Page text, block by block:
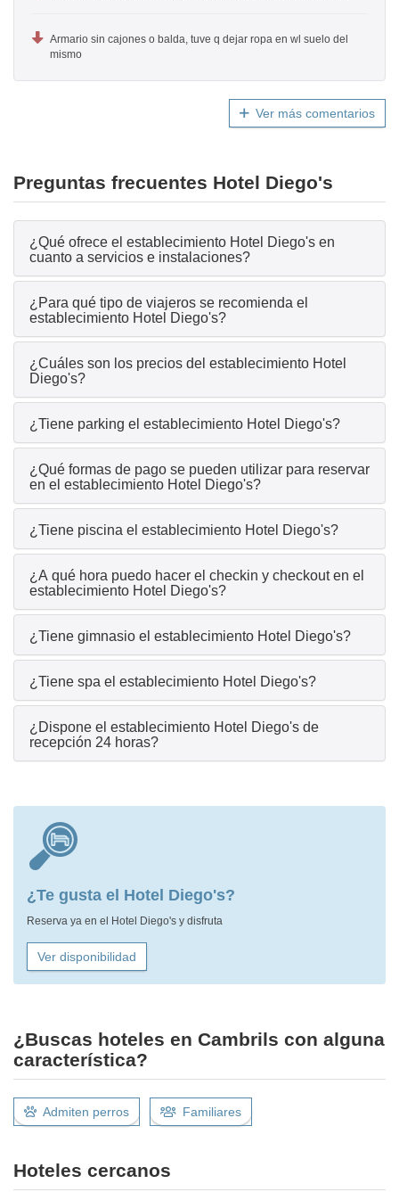
Armario sin cajones o balda, tuve q dejar ropa en wl suelo del
mismo
Ver más comentarios
Preguntas frecuentes Hotel Diego's
¿Qué ofrece el establecimiento Hotel Diego's en
cuanto a servicios e instalaciones?
¿Para qué tipo de viajeros se recomienda el
establecimiento Hotel Diego's?
¿Cuáles son los precios del establecimiento Hotel
Diego's?
¿Tiene parking el establecimiento Hotel Diego's?
¿Qué formas de pago se pueden utilizar para reservar
en el establecimiento Hotel Diego's?
¿Tiene piscina el establecimiento Hotel Diego's?
¿A qué hora puedo hacer el checkin y checkout en el
establecimiento Hotel Diego's?
¿Tiene gimnasio el establecimiento Hotel Diego's?
¿Tiene spa el establecimiento Hotel Diego's?
¿Dispone el establecimiento Hotel Diego's de
recepción 24 horas?
¿Te gusta el Hotel Diego's?
Reserva ya en el Hotel Diego's y disfruta
Ver disponibilidad
¿Buscas hoteles en Cambrils con alguna
característica?
Admiten perros Familiares
Hoteles cercanos